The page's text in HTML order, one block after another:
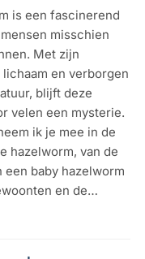
is een fascinerend
misschien
Met zijn
en verborgen
blijft deze
velen een mysterie.
ik je mee in de
hazelworm, van de
een baby hazelworm
en de…